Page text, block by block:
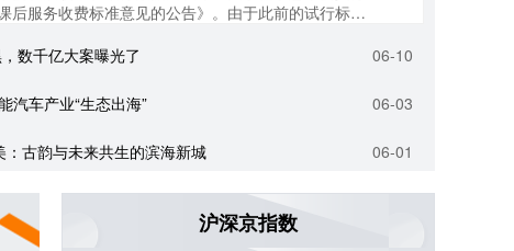
后服务收费标准意见的公告》。由于此前的试行标准
数千亿大案曝光了
06-10
汽车产业“生态出海” 06-03
古韵与未来共生的滨海新城 06-01
沪深京指数